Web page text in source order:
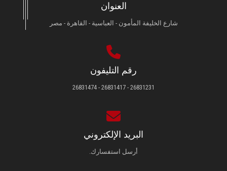
العنوان
شارع الخليفة المأمون - العباسية - القاهرة - مصر
رقم التليفون
26831231 - 26831417 - 26831474
البريد الإلكتروني
أرسل استفسارك.